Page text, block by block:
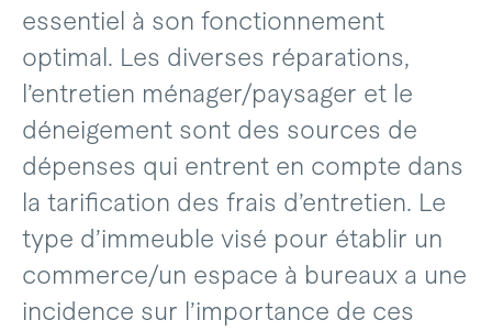
essentiel à son fonctionnement
optimal. Les diverses réparations,
l’entretien ménager/paysager et le
déneigement sont des sources de
dépenses qui entrent en compte dans
la tarification des frais d’entretien. Le
type d’immeuble visé pour établir un
commerce/un espace à bureaux a une
incidence sur l’importance de ces